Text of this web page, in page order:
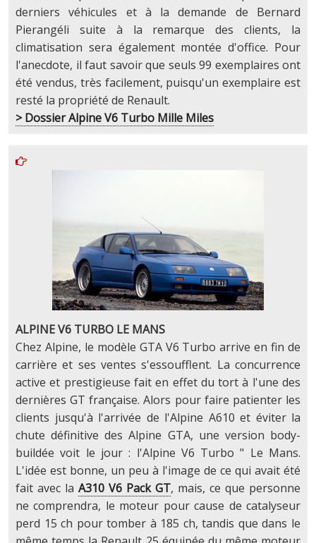
derniers véhicules et à la demande de Bernard
Pierangéli suite à la remarque des clients, la
climatisation sera également montée d'office. Pour
l'anecdote, il faut savoir que seuls 99 exemplaires ont
été vendus, très facilement, puisqu'un exemplaire est
resté la propriété de Renault.
> Dossier Alpine V6 Turbo Mille Miles
ALPINE V6 TURBO LE MANS
Chez Alpine, le modèle GTA V6 Turbo arrive en fin de
carrière et ses ventes s'essoufflent. La concurrence
active et prestigieuse fait en effet du tort à l'une des
dernières GT française. Alors pour faire patienter les
clients jusqu'à l'arrivée de l'Alpine A610 et éviter la
chute définitive des Alpine GTA, une version body-
buildée voit le jour : l'Alpine V6 Turbo " Le Mans.
L'idée est bonne, un peu à l'image de ce qui avait été
fait avec la A310 V6 Pack GT, mais, ce que personne
ne comprendra, le moteur pour cause de catalyseur
perd 15 ch pour tomber à 185 ch, tandis que dans le